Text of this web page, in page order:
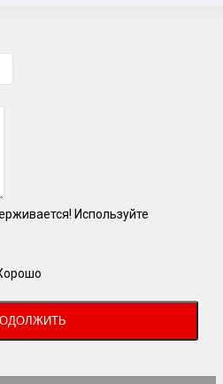
Используйте